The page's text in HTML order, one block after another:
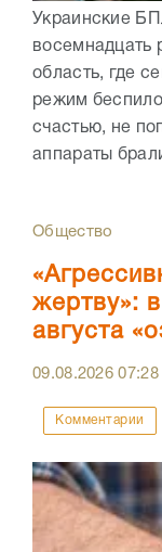
Украинские
восемнадцать
область, где
режим
счастью, не
аппараты
Общество
жертву»:
августа
09.08.202607:28
Комментарии